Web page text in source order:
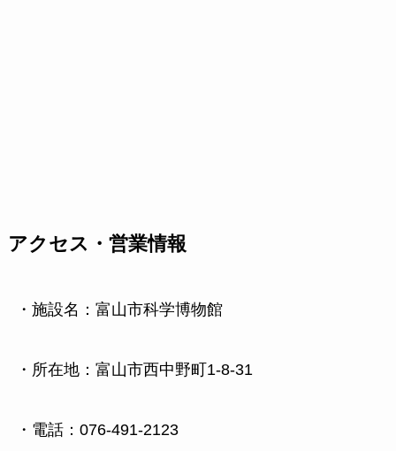
アクセス・営業情報
・施設名：富山市科学博物館
・所在地：富山市西中野町1-8-31
・電話：076-491-2123